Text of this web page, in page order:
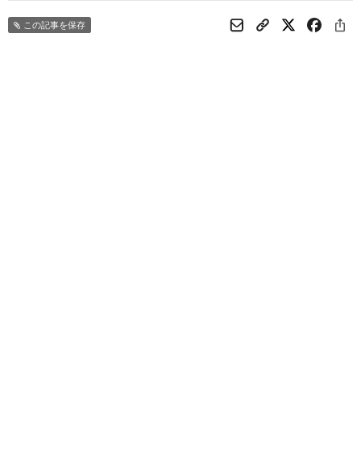
この記事を保存